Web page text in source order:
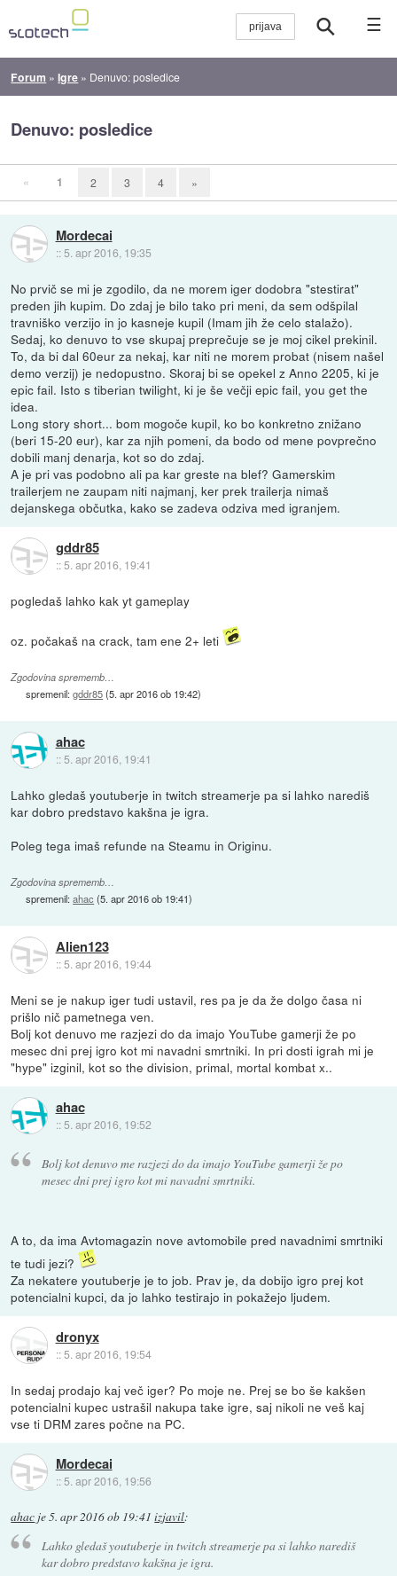
☰
Forum »Igre » Denuvo: posledice
Denuvo: posledice
« 1 2 3 4 »
Mordecai
:: 5. apr 2016, 19:35
No prvič se mi je zgodilo, da ne morem iger dodobra "stestirat"
preden jih kupim. Do zdaj je bilo tako pri meni, da sem odšpilal
travniško verzijo in jo kasneje kupil (Imam jih že celo stalažo).
Sedaj, ko denuvo to vse skupaj preprečuje se je moj cikel prekinil.
To, da bi dal 60eur za nekaj, kar niti ne morem probat (nisem našel
demo verzij) je nedopustno. Skoraj bi se opekel z Anno 2205, ki je
epic fail. Isto s tiberian twilight, ki je še večji epic fail, you get the
idea.
Long story short... bom mogoče kupil, ko bo konkretno znižano
(beri 15-20 eur), kar za njih pomeni, da bodo od mene povprečno
dobili manj denarja, kot so do zdaj.
A je pri vas podobno ali pa kar greste na blef? Gamerskim
trailerjem ne zaupam niti najmanj, ker prek trailerja nimaš
dejanskega občutka, kako se zadeva odziva med igranjem.
gddr85
::5. apr 2016, 19:41
pogledaš lahko kak yt gameplay
oz. počakaš na crack, tam ene 2+ leti
Zgodovina sprememb…
spremenil:gddr85(5. apr 2016 ob 19:42)
ahac
:: 5. apr 2016, 19:41
Lahko gledaš youtuberje in twitch streamerje pa si lahko narediš
kar dobro predstavo kakšna je igra.
Poleg tega imaš refunde na Steamu in Originu.
Zgodovina sprememb…
spremenil:ahac (5. apr 2016 ob 19:41)
Alien123
::5. apr 2016, 19:44
Meni se je nakup iger tudi ustavil, res pa je da že dolgo časa ni
prišlo nič pametnega ven.
Bolj kot denuvo me razjezi do da imajo YouTube gamerji že po
mesec dni prej igro kot mi navadni smrtniki. In pri dosti igrah mi je
"hype" izginil, kot so the division, primal, mortal kombat x..
ahac
:: 5. apr 2016, 19:52
Bolj kot denuvo me razjezi do da imajo YouTube gamerji že po
mesec dni prej igro kot mi navadni smrtniki.
A to, da ima Avtomagazin nove avtomobile pred navadnimi smrtniki
te tudi jezi?
Za nekatere youtuberje je to job. Prav je, da dobijo igro prej kot
potencialni kupci, da jo lahko testirajo in pokažejo ljudem.
dronyx
::5. apr 2016, 19:54
In sedaj prodajo kaj več iger? Po moje ne. Prej se bo še kakšen
potencialni kupec ustrašil nakupa take igre, saj nikoli ne veš kaj
vse ti DRM zares počne na PC.
Mordecai
:: 5. apr 2016, 19:56
ahac je5. apr 2016 ob 19:41 izjavil:
Lahko gledaš youtuberje in twitch streamerje pa si lahko narediš
kar dobro predstavo kakšna je igra.